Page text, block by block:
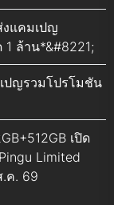
แคมเปญ
ล้าน*&#8221;
ปญรวมโปรโมชัน
เปิด
Limited
.ค. 69